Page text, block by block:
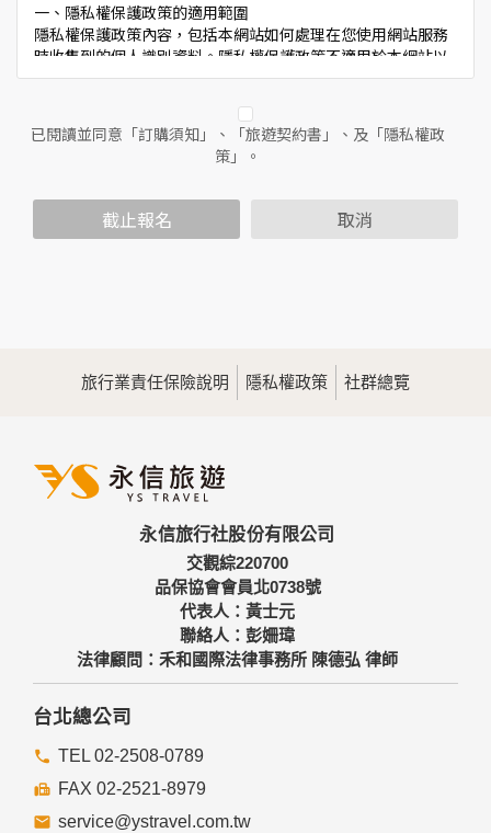
一、隱私權保護政策的適用範圍
隱私權保護政策內容，包括本網站如何處理在您使用網站服務
時收集到的個人識別資料。隱私權保護政策不適用於本網站以
外的相關連結網站，也不適用於非本網站所委託或參與管理的
二、個人資料的蒐集、處理及利用方式
當您造訪本網站或使用本網站所提供之功能服務時，我們將視
範圍內處理及利用您的個人資料；非經您書面同意，本網站不
會將個人資料用於其他用途。
為提供精確的服務，我們會將收集的問卷調查內容進行統計與
分析，分析結果之統計數據或說明文字呈現，除供內部研究
三、資料之保護
備及必要的安全防護措施，加以保護網站及您的個人資料採用
嚴格的保護措施，只由經過授權的人員才能接觸您的個人資
料，相關處理人員皆簽有保密合約，如有違反保密義務者，將
會受到相關的法律處分。
如因業務需要有必要委託其他單位提供服務時，本網站亦會嚴
格要求其遵守保密義務，並且採取必要檢查程序以確定其將確
實遵守。
四、網站對外的相關連結
提供的連結，點選進入其他網站。但該連結網站不適用本網站
的隱私權保護政策，您必須參考該連結網站中的隱私權保護政
策。
已閱讀並同意「訂購須知」、「旅遊契約書」、及「隱私權政
策」。
截止報名 取消
旅行業責任保險說明 隱私權政策 社群總覽
永信旅行社股份有限公司
交觀綜220700
品保協會會員北0738號
代表人：黃士元
聯絡人：彭姍瑋
法律顧問：禾和國際法律事務所 陳德弘 律師
台北總公司
TEL 02-2508-0789
FAX 02-2521-8979
service@ystravel.com.tw